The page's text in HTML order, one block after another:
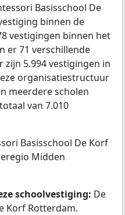
Basisschool De
binnen de
vestigingen binnen het
er 71 verschillende
zijn 5.994 vestigingen in
organisatiestructuur
meerdere scholen
van 7.010
Basisschool De Korf
Midden
schoolvestiging: De
Korf Rotterdam.